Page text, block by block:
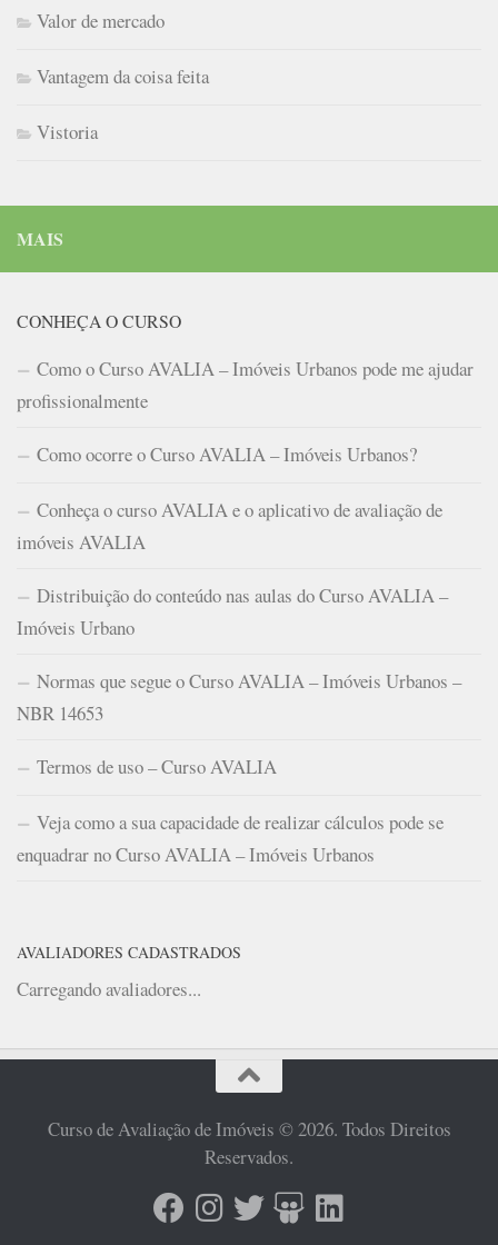
Valor de mercado
Vantagem da coisa feita
Vistoria
MAIS
CONHEÇA O CURSO
Como o Curso AVALIA – Imóveis Urbanos pode me ajudar
profissionalmente
Como ocorre o Curso AVALIA – Imóveis Urbanos?
Conheça o curso AVALIA e o aplicativo de avaliação de
imóveis AVALIA
Distribuição do conteúdo nas aulas do Curso AVALIA –
Imóveis Urbano
Normas que segue o Curso AVALIA – Imóveis Urbanos –
NBR 14653
Termos de uso – Curso AVALIA
Veja como a sua capacidade de realizar cálculos pode se
enquadrar no Curso AVALIA – Imóveis Urbanos
AVALIADORES CADASTRADOS
Carregando avaliadores...
Curso de Avaliação de Imóveis © 2026. Todos Direitos
Reservados.